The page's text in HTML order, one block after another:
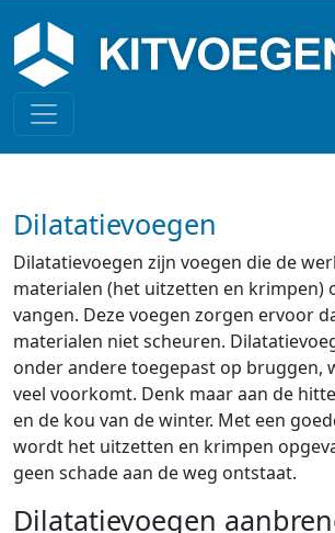
Dilatatievoegen
Dilatatievoegen zijn voegen die de
materialen (het uitzetten en krimpen)
vangen. Deze voegen zorgen ervoor
materialen niet scheuren.
onder andere toegepast op bruggen,
veel voorkomt. Denk maar aan de
en de kou van de winter. Met een
wordt het uitzetten en krimpen
geen schade aan de weg ontstaat.
Dilatatievoegen